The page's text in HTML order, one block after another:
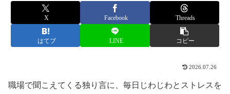
X Facebook Threads
はてブ LINE コピー
2026.07.26
職場で聞こえてくる独り言に、毎日じわじわとストレスを